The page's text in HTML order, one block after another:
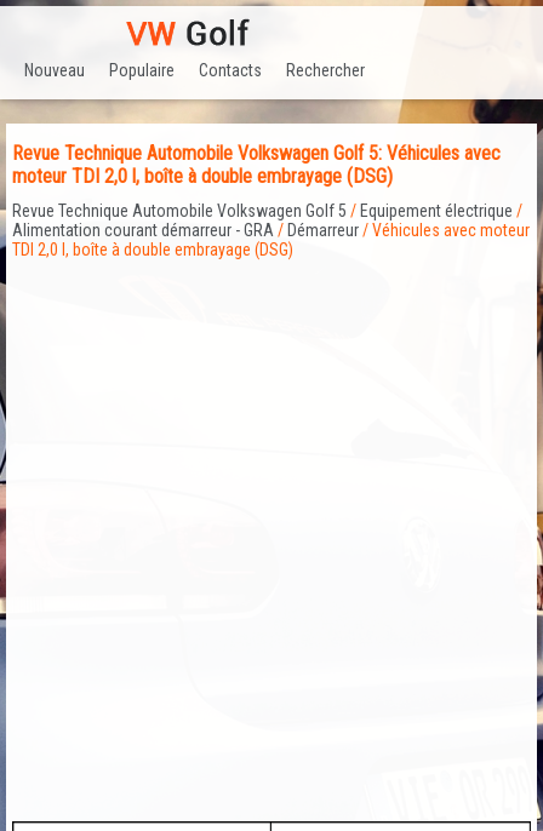
Nouveau Populaire Contacts Rechercher
Revue Technique Automobile Volkswagen Golf 5: Véhicules avec
moteur TDI 2,0 l, boîte à double embrayage (DSG)
Revue Technique Automobile Volkswagen Golf 5 / Equipement électrique /
Alimentation courant démarreur - GRA/ Démarreur/ Véhicules avec moteur
TDI 2,0 l, boîte à double embrayage (DSG)